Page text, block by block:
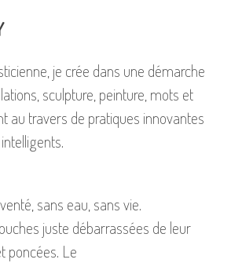
je crée dans une démarche
sculpture, peinture, mots et
au travers de pratiques innovantes
sans eau, sans vie.
juste débarrassées de leur
poncées. Le